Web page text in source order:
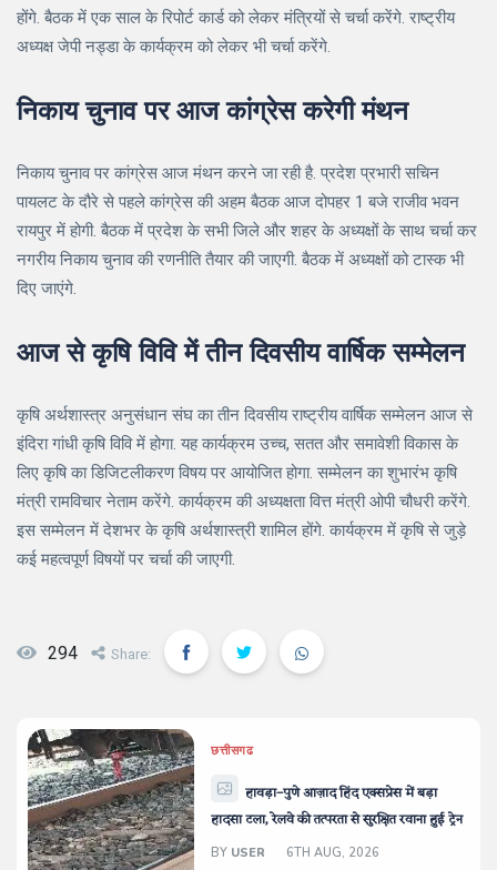
होंगे. बैठक में एक साल के रिपोर्ट कार्ड को लेकर मंत्रियों से चर्चा करेंगे. राष्ट्रीय
अध्यक्ष जेपी नड्डा के कार्यक्रम को लेकर भी चर्चा करेंगे.
निकाय चुनाव पर आज कांग्रेस करेगी मंथन
निकाय चुनाव पर कांग्रेस आज मंथन करने जा रही है. प्रदेश प्रभारी सचिन
पायलट के दौरे से पहले कांग्रेस की अहम बैठक आज दोपहर 1 बजे राजीव भवन
रायपुर में होगी. बैठक में प्रदेश के सभी जिले और शहर के अध्यक्षों के साथ चर्चा कर
नगरीय निकाय चुनाव की रणनीति तैयार की जाएगी. बैठक में अध्यक्षों को टास्क भी
दिए जाएंगे.
आज से कृषि विवि में तीन दिवसीय वार्षिक सम्मेलन
कृषि अर्थशास्त्र अनुसंधान संघ का तीन दिवसीय राष्ट्रीय वार्षिक सम्मेलन आज से
इंदिरा गांधी कृषि विवि में होगा. यह कार्यक्रम उच्च, सतत और समावेशी विकास के
लिए कृषि का डिजिटलीकरण विषय पर आयोजित होगा. सम्मेलन का शुभारंभ कृषि
मंत्री रामविचार नेताम करेंगे. कार्यक्रम की अध्यक्षता वित्त मंत्री ओपी चौधरी करेंगे.
इस सम्मेलन में देशभर के कृषि अर्थशास्त्री शामिल होंगे. कार्यक्रम में कृषि से जुड़े
कई महत्वपूर्ण विषयों पर चर्चा की जाएगी.
294 Share:
छत्तीसगढ
हावड़ा–पुणे आज़ाद हिंद एक्सप्रेस में बड़ा
हादसा टला, रेलवे की तत्परता से सुरक्षित रवाना हुई ट्रेन
BY USER 6TH AUG, 2026